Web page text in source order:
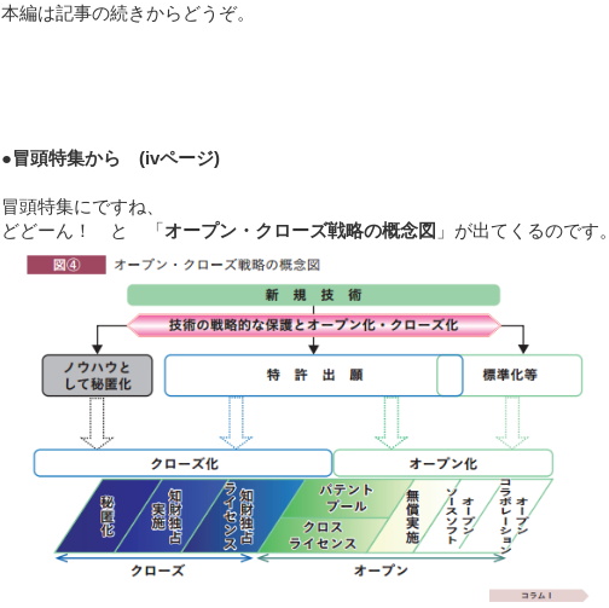
本編は記事の続きからどうぞ。
●冒頭特集から (ivページ)
冒頭特集にですね、
どどーん！ と 「 オープン・クローズ戦略の概念図 」が出てくるのです。